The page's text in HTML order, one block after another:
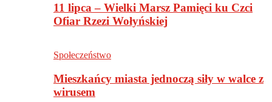
11 lipca – Wielki Marsz Pamięci ku Czci
Ofiar Rzezi Wołyńskiej
Społeczeństwo
Mieszkańcy miasta jednoczą siły w walce z
wirusem